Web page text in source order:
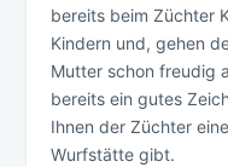
bereits beim Züchter
Kindern und, gehen
Mutter schon freudig
bereits ein gutes
Ihnen der Züchter
Wurfstätte gibt.